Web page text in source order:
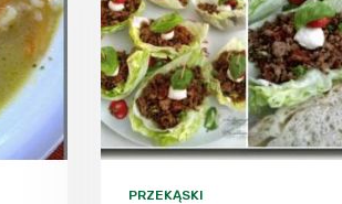
PRZEKĄSKI